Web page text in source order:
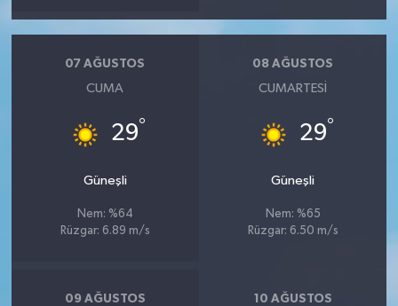
07 AĞUSTOS
CUMA
29°
Güneşli
Nem: %64
Rüzgar: 6.89 m/s
08 AĞUSTOS
CUMARTESI
29°
Güneşli
Nem: %65
Rüzgar: 6.50 m/s
09 AĞUSTOS 10 AĞUSTOS